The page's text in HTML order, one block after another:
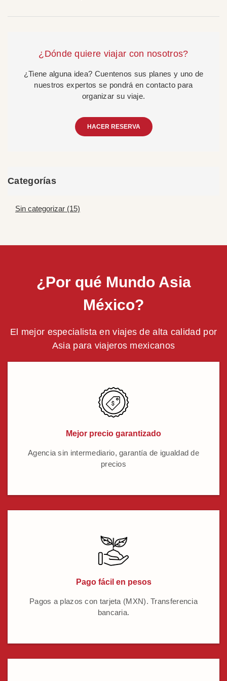
¿Dónde quiere viajar con nosotros?
¿Tiene alguna idea? Cuentenos sus planes y uno de
nuestros expertos se pondrá en contacto para
organizar su viaje.
HACER RESERVA
Categorías
Sin categorizar (15)
¿Por qué Mundo Asia
México?
El mejor especialista en viajes de alta calidad por
Asia para viajeros mexicanos
Mejor precio garantizado
Agencia sin intermediario, garantía de igualdad de
precios
Pago fácil en pesos
Pagos a plazos con tarjeta (MXN). Transferencia
bancaria.